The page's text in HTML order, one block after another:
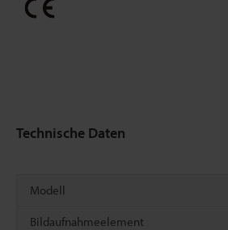
Technische Daten
Modell
Bildaufnahmeelement